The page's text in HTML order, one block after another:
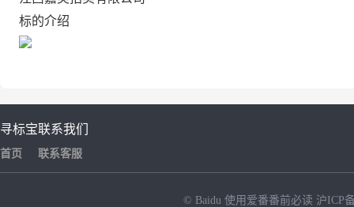
标的介绍
寻标宝
首页
联系我们
联系客服
© Baidu 使用爱番番前必读 沪ICP